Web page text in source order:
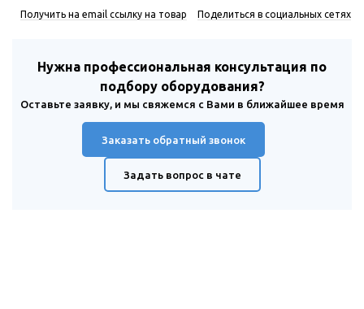
Получить на email ссылку на товар Поделиться в социальных сетях
Нужна профессиональная консультация по
подбору оборудования?
Оставьте заявку, и мы свяжемся с Вами в ближайшее время
Заказать обратный звонок
Задать вопрос в чате